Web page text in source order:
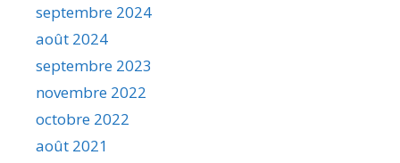
septembre 2024
août 2024
septembre 2023
novembre 2022
octobre 2022
août 2021